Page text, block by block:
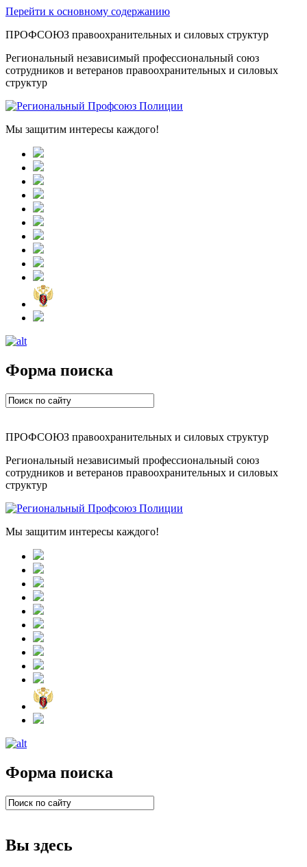
Перейти к основному содержанию
ПРОФСОЮЗ правоохранительных и силовых структур
Региональный независимый профессиональный союз
сотрудников и ветеранов правоохранительных и силовых
структур
Мы защитим интересы каждого!
Форма поиска
ПРОФСОЮЗ правоохранительных и силовых структур
Региональный независимый профессиональный союз
сотрудников и ветеранов правоохранительных и силовых
структур
Мы защитим интересы каждого!
Форма поиска
Вы здесь